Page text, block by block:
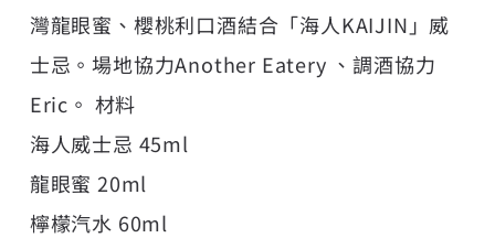
灣龍眼蜜、櫻桃利口酒結合「海人KAIJIN」威
士忌。場地協力Another Eatery 、調酒協力
Eric。 材料
海人威士忌 45ml
龍眼蜜 20ml
檸檬汽水 60ml